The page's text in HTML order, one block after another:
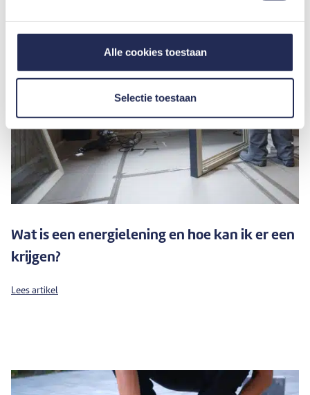
Alle cookies toestaan
Selectie toestaan
Wat is een energielening en hoe kan ik er een
krijgen?
Lees artikel